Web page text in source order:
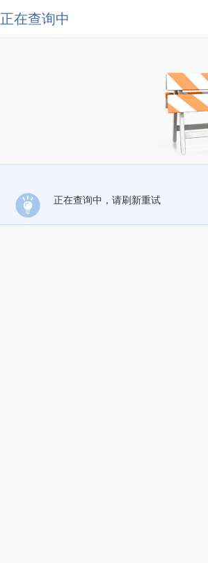
正在查询中
正在查询中，请刷新重试